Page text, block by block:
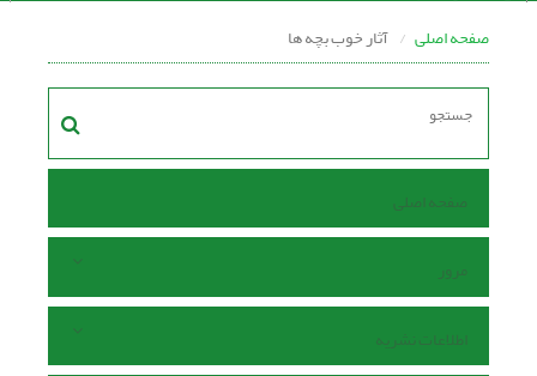
صفحه اصلی آثار خوب بچه ها
صفحه اصلی
مرور
اطلاعات نشریه